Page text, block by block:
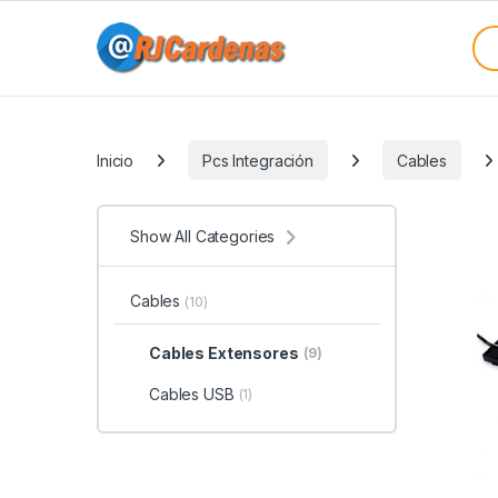
Inicio Pcs Integración Cables
Show All Categories
Cables (10)
Cables Extensores (9)
Cables USB (1)